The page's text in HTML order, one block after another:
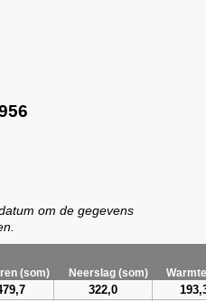
om de gegevens
(som) Neerslag (som)
322,0